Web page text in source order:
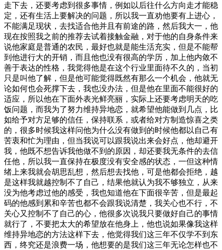
走下去，还要考虑到很多事情，例如以后往什么方向走才能稳
定，还有生活上要解决的问题，所以我一直劝他要有上进心，
不能满足现状，去找适合他并且有前途的路，然后我大一，他
现在按照我之前的推荐去试着接触金融，对于他的自身条件来
说他家庭是普通的农民，最好也就是能生活充实，但是不能帮
到他进行大的开销，而且他也没有很高的学历，加上他内敛不
善于表达的性格，我觉得他是在这个行业里面待不久的，当初
只是叫他了解，但是他可能觉得既然有那么一个机会，他就无
论如何也会死撑下去，我也没办法，但是他在里面不能很好的
适应，所以他在下面外表光鲜亮丽，实际上还要考虑明天的吃
饭问题，而我为了努力维持异地恋，就希望他能做到几点，比
如给予对方足够的信任，保持联系，或者给对方制造惊喜之类
的，很多时候我这样问他为什么没有做到的时候他都以自己有
苦衷和忙为理由，但当我说可以跟我说出来会好点，他却避开
我，他既不想告诉我他做不到的原因，却还要我无条件的去信
任他，所以我一直保持在极度没有安全感的状态，一但这种情
绪上来我就会胡思乱想，然后想去找他，可是他都会拒绝，越
是这样我就越控制不了自己，结果他就认为我不够独立，从来
没为他考虑过他的感受，我也知道他在下面很辛苦，但是最起
码的他感到累和辛苦也都不会跟我说清楚，我关心也不行，不
关心又控制不了自己的心，他很多次说我只要做好自己的事情
就行了，不要把太大的希望放在他身上，他也说如果像我这样
维持异地恋的方法这样下去，他觉得我们这三年不仅学不到东
西，终究还是浪费一场，他想要的是我们这三年无论怎样也不